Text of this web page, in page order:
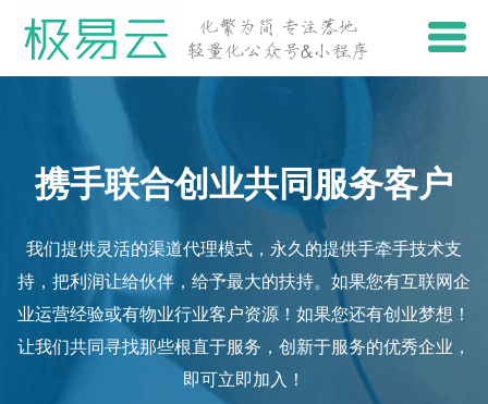
携手联合创业共同服务客户
我们提供灵活的渠道代理模式，永久的提供手牵手技术支
持，把利润让给伙伴，给予最大的扶持。如果您有互联网企
业运营经验或有物业行业客户资源！如果您还有创业梦想！
让我们共同寻找那些根直于服务，创新于服务的优秀企业，
即可立即加入！